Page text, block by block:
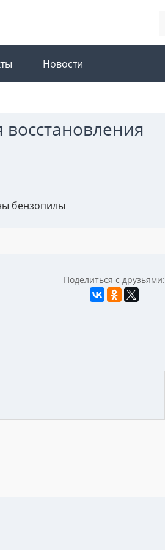
Новости
восстановления
бензопилы
Поделиться с друзьями: